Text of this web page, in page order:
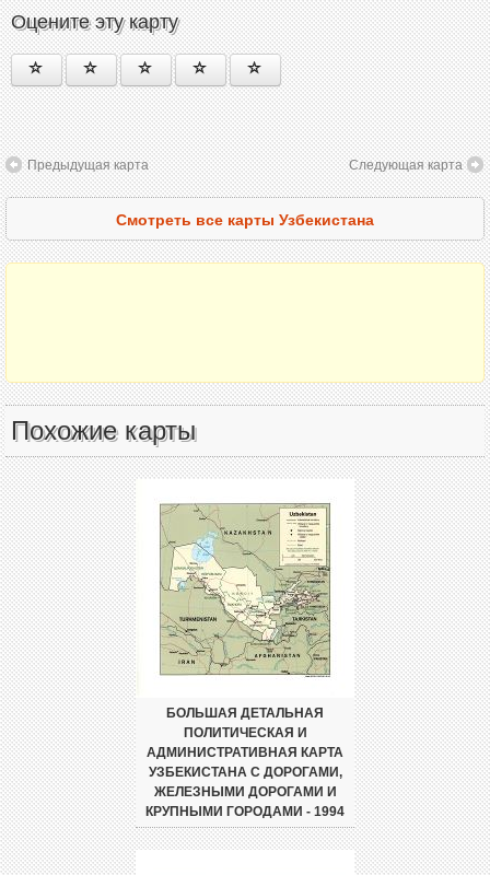
Оцените эту карту
Предыдущая карта Следующая карта
Смотреть все карты Узбекистана
Похожие карты
БОЛЬШАЯ ДЕТАЛЬНАЯ
ПОЛИТИЧЕСКАЯ И
АДМИНИСТРАТИВНАЯ КАРТА
УЗБЕКИСТАНА С ДОРОГАМИ,
ЖЕЛЕЗНЫМИ ДОРОГАМИ И
КРУПНЫМИ ГОРОДАМИ - 1994